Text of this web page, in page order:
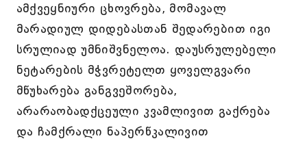
ამქვეყნიური ცხოვრება, მომავალ
მარადიულ დიდებასთან შედარებით იგი
სრულიად უმნიშვნელოა. დაუსრულებელი
ნეტარების მჭვრეტელთ ყოველგვარი
მწუხარება განგვეშორება,
არარაობადქცეული კვამლივით გაქრება
და ჩამქრალი ნაპერწკალივით